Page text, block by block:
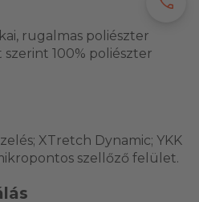
rugalmas poliészter
szerint 100% poliészter
XTretch Dynamic; YKK
szellőző felület.